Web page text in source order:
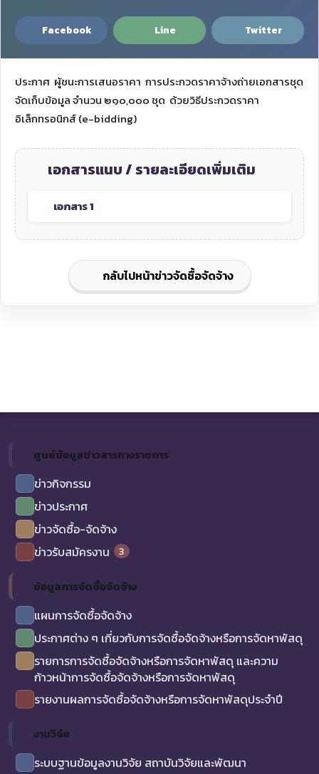
Facebook Line Twitter
ประกาศ ผู้ชนะการเสนอราคา การประกวดราคาจ้างถ่ายเอกสารชุด
จัดเก็บข้อมูล จำนวน ๒๑๐,๐๐๐ ชุด ด้วยวิธีประกวดราคา
อิเล็กทรอนิกส์ (e-bidding)
เอกสารแนบ / รายละเอียดเพิ่มเติม
เอกสาร 1
กลับไปหน้าข่าวจัดซื้อจัดจ้าง
ศูนย์ข้อมูลข่าวสารทางราชการ
ข่าวกิจกรรม
ข่าวประกาศ
ข่าวจัดซื้อ-จัดจ้าง
ข่าวรับสมัครงาน
3
ข้อมูลการจัดซื้อจัดจ้าง
แผนการจัดซื้อจัดจ้าง
ประกาศต่าง ๆ เกี่ยวกับการจัดซื้อจัดจ้างหรือการจัดหาพัสดุ
รายการการจัดซื้อจัดจ้างหรือการจัดหาพัสดุ และความ
ก้าวหน้าการจัดซื้อจัดจ้างหรือการจัดหาพัสดุ
รายงานผลการจัดซื้อจัดจ้างหรือการจัดหาพัสดุประจำปี
งานวิจัย
ระบบฐานข้อมูลงานวิจัย สถาบันวิจัยและพัฒนา